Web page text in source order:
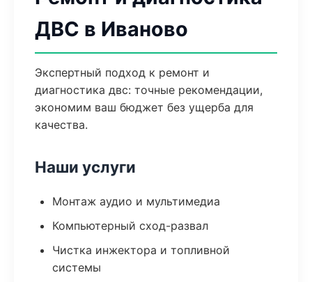
ДВС в Иваново
Экспертный подход к ремонт и
диагностика двс: точные рекомендации,
экономим ваш бюджет без ущерба для
качества.
Наши услуги
Монтаж аудио и мультимедиа
Компьютерный сход-развал
Чистка инжектора и топливной
системы